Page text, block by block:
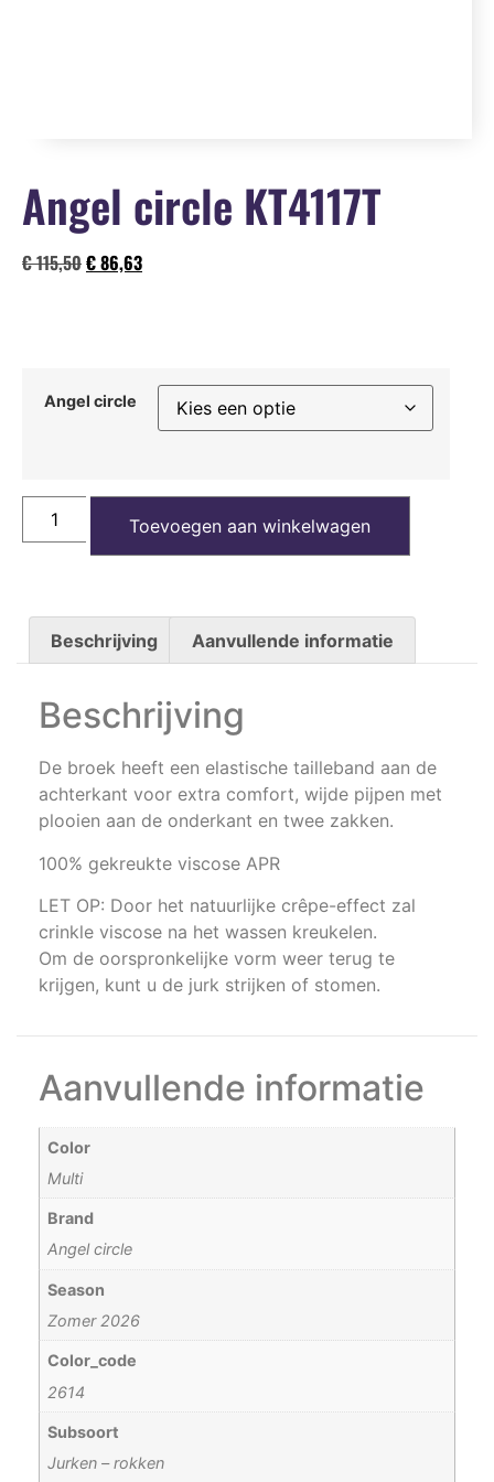
Angel circle KT4117T
€115,50€86,63
Angel circle
Toevoegen aan winkelwagen
Beschrijving Aanvullende informatie
Beschrijving
De broek heeft een elastische tailleband aan de
achterkant voor extra comfort, wijde pijpen met
plooien aan de onderkant en twee zakken.
100% gekreukte viscose APR
LET OP: Door het natuurlijke crêpe-effect zal
crinkle viscose na het wassen kreukelen.
Om de oorspronkelijke vorm weer terug te
krijgen, kunt u de jurk strijken of stomen.
Aanvullende informatie
Color
Multi
Brand
Angel circle
Season
Zomer 2026
Color_code
2614
Subsoort
Jurken – rokken